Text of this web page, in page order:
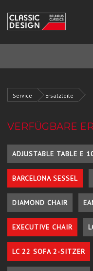
Service Ersatzteile
VERFÜGBARE
ADJUSTABLE TABLE E
BARCELONA SESSEL
DIAMOND CHAIR
EXECUTIVE CHAIR
LC 22 SOFA 2-SITZER